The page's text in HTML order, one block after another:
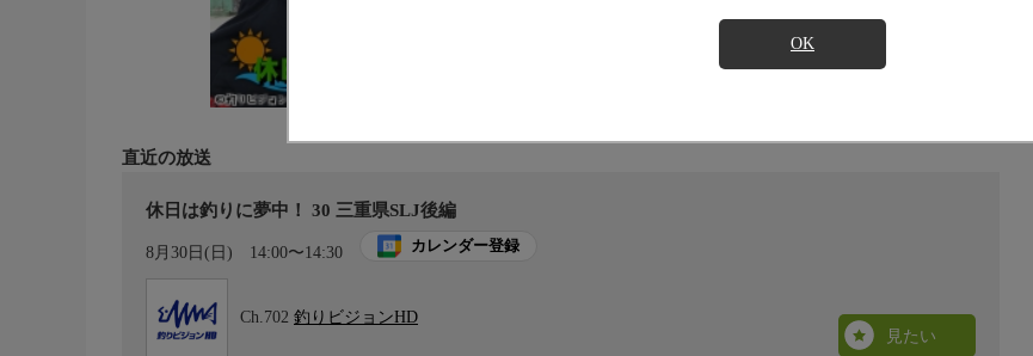
OK
直近の放送
休日は釣りに夢中！ 30 三重県SLJ後編
8月30日(日) 14:00〜14:30 カレンダー登録
Ch.702 釣りビジョンHD
見たい